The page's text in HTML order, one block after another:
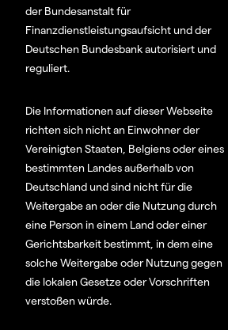
der Bundesanstalt für
Finanzdienstleistungsaufsicht und der
Deutschen Bundesbank autorisiert und
reguliert.
Die Informationen auf dieser Webseite
richten sich nicht an Einwohner der
Vereinigten Staaten, Belgiens oder eines
bestimmten Landes außerhalb von
Deutschland und sind nicht für die
Weitergabe an oder die Nutzung durch
eine Person in einem Land oder einer
Gerichtsbarkeit bestimmt, in dem eine
solche Weitergabe oder Nutzung gegen
die lokalen Gesetze oder Vorschriften
verstoßen würde.